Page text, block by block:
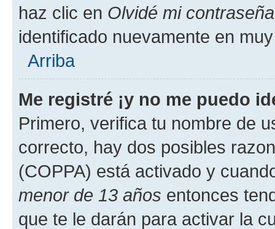
haz clic en Olvidé mi contraseña
identificado nuevamente en
Arriba
Me registré ¡y no me puedo
Primero, verifica tu nombre de
correcto, hay dos posibles
(COPPA) está activado y
menor de 13 años entonces
que te le darán para activar la